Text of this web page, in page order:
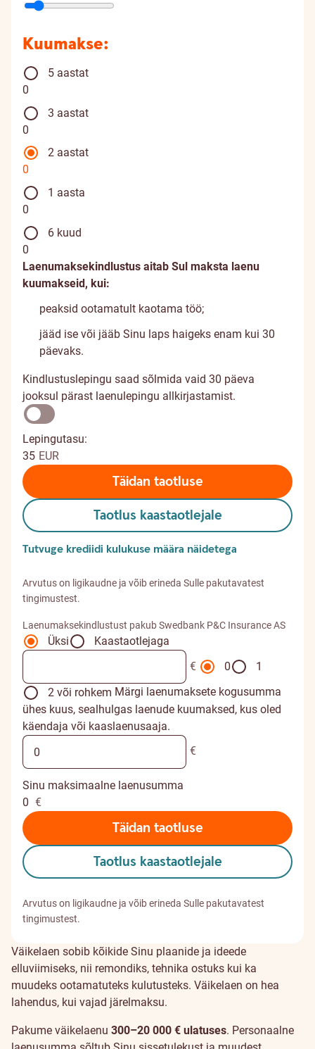
Kuumakse:
5 aastat
0
3 aastat
0
2 aastat
0
1 aasta
0
6 kuud
0
Laenumaksekindlustus aitab Sul maksta laenu
kuumakseid, kui:
peaksid ootamatult kaotama töö;
jääd ise või jääb Sinu laps haigeks enam kui 30
päevaks.
Kindlustuslepingu saad sõlmida vaid 30 päeva
jooksul pärast laenulepingu allkirjastamist.
Lepingutasu:
35 EUR
Täidan taotluse
Taotlus kaastaotlejale
Tutvuge krediidi kulukuse määra näidetega
Arvutus on ligikaudne ja võib erineda Sulle pakutavatest
tingimustest.
Laenumaksekindlustust pakub Swedbank P&C Insurance AS
Üksi
Kaastaotlejaga
€
0
1
2 või rohkem Märgi laenumaksete kogusumma
ühes kuus, sealhulgas laenude kuumaksed, kus oled
käendaja või kaaslaenusaaja.
€
Sinu maksimaalne laenusumma
0 €
Täidan taotluse
Taotlus kaastaotlejale
Arvutus on ligikaudne ja võib erineda Sulle pakutavatest
tingimustest.
Väikelaen sobib kõikide Sinu plaanide ja ideede
elluviimiseks, nii remondiks, tehnika ostuks kui ka
muudeks ootamatuteks kulutusteks. Väikelaen on hea
lahendus, kui vajad järelmaksu.
Pakume väikelaenu 300–20 000 € ulatuses. Personaalne